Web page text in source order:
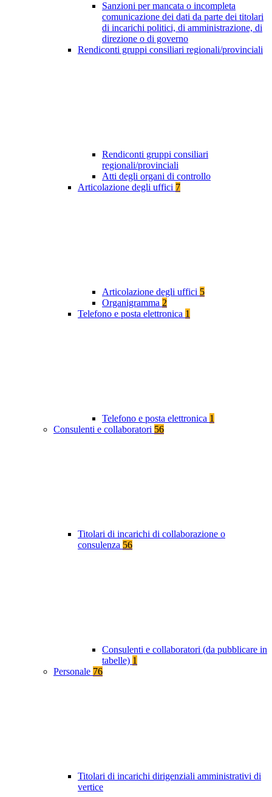
Sanzioni per mancata o incompleta
comunicazione dei dati da parte dei titolari
di incarichi politici, di amministrazione, di
direzione o di governo
Rendiconti gruppi consiliari regionali/provinciali
Rendiconti gruppi consiliari
regionali/provinciali
Atti degli organi di controllo
Articolazione degli uffici 7
Articolazione degli uffici 5
Organigramma 2
Telefono e posta elettronica 1
Telefono e posta elettronica 1
Consulenti e collaboratori 56
Titolari di incarichi di collaborazione o
consulenza 56
Consulenti e collaboratori (da pubblicare in
tabelle) 1
Personale 76
Titolari di incarichi dirigenziali amministrativi di
vertice